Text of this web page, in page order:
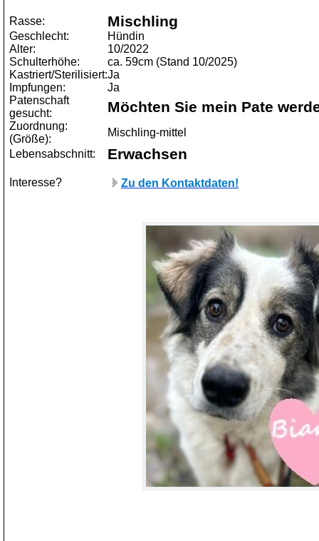
Rasse: Mischling
Geschlecht:
Hündin
Alter:
10/2022
Schulterhöhe:
ca. 59cm (Stand 10/2025)
Kastriert/Sterilisiert:Ja
Impfungen:
Ja
Patenschaft
gesucht:
Möchten Sie mein Pate
Zuordnung:
(Größe):
Mischling-mittel
Lebensabschnitt:
Erwachsen
Interesse? Zu den Kontaktdaten!